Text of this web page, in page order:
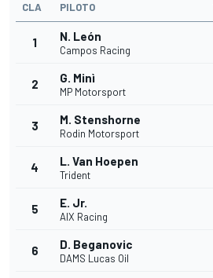
CLA PILOTO
1 N. León
Campos Racing
2 G. Minì
MP Motorsport
3 M. Stenshorne
Rodin Motorsport
4 L. Van Hoepen
Trident
5 E. Jr.
AIX Racing
6 D. Beganovic
DAMS Lucas Oil